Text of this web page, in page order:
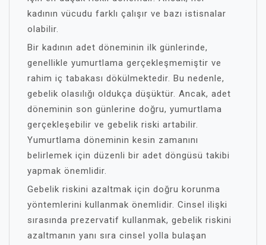
kadının vücudu farklı çalışır ve bazı istisnalar
olabilir.
Bir kadının adet döneminin ilk günlerinde,
genellikle yumurtlama gerçekleşmemiştir ve
rahim iç tabakası dökülmektedir. Bu nedenle,
gebelik olasılığı oldukça düşüktür. Ancak, adet
döneminin son günlerine doğru, yumurtlama
gerçekleşebilir ve gebelik riski artabilir.
Yumurtlama döneminin kesin zamanını
belirlemek için düzenli bir adet döngüsü takibi
yapmak önemlidir.
Gebelik riskini azaltmak için doğru korunma
yöntemlerini kullanmak önemlidir. Cinsel ilişki
sırasında prezervatif kullanmak, gebelik riskini
azaltmanın yanı sıra cinsel yolla bulaşan